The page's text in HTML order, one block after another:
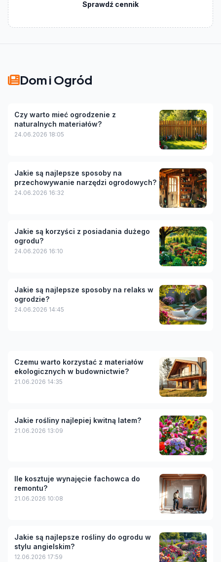
Sprawdź cennik
Dom i Ogród
Czy warto mieć ogrodzenie z
naturalnych materiałów?
24.06.2026 18:05
Jakie są najlepsze sposoby na
przechowywanie narzędzi ogrodowych?
24.06.2026 16:32
Jakie są korzyści z posiadania dużego
ogrodu?
24.06.2026 16:10
Jakie są najlepsze sposoby na relaks w
ogrodzie?
24.06.2026 14:45
Czemu warto korzystać z materiałów
ekologicznych w budownictwie?
21.06.2026 14:35
Jakie rośliny najlepiej kwitną latem?
21.06.2026 13:09
Ile kosztuje wynajęcie fachowca do
remontu?
21.06.2026 10:08
Jakie są najlepsze rośliny do ogrodu w
stylu angielskim?
12.06.2026 17:59